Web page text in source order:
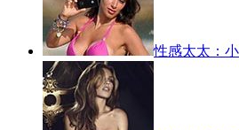
性感太太：